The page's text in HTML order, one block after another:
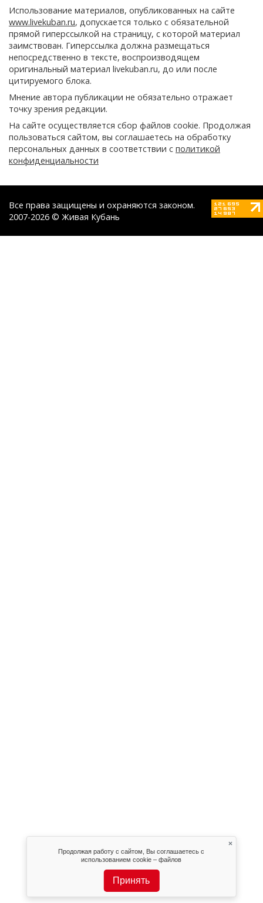
Продолжая работу с сайтом, Вы соглашаетесь с
использованием cookie – файлов
Принять
×
Использование материалов, опубликованных на сайте
www.livekuban.ru, допускается только с обязательной
прямой гиперссылкой на страницу, с которой материал
заимствован. Гиперссылка должна размещаться
непосредственно в тексте, воспроизводящем
оригинальный материал livekuban.ru, до или после
цитируемого блока.
Мнение автора публикации не обязательно отражает
точку зрения редакции.
На сайте осуществляется сбор файлов cookie. Продолжая
пользоваться сайтом, вы соглашаетесь на обработку
персональных данных в соответствии с политикой
конфиденциальности
Все права защищены и охраняются законом.
2007-2026 © Живая Кубань